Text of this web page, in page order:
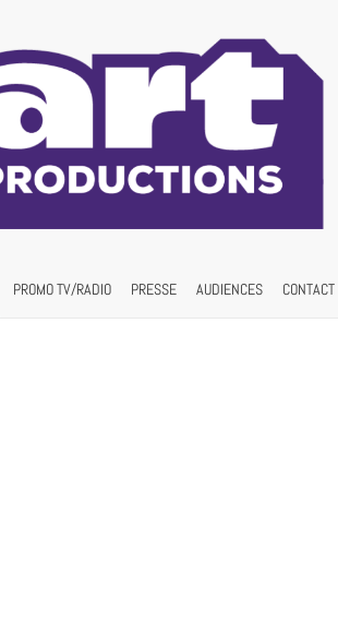
PROMO TV/RADIO PRESSE AUDIENCES CONTACT